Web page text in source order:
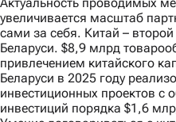
Актуальность проводимых
увеличивается масштаб
сами за себя. Китай –
Беларуси. $8,9 млрд
привлечением китайского
Беларуси в 2025 году
инвестиционных проектов с
инвестиций порядка $1,6